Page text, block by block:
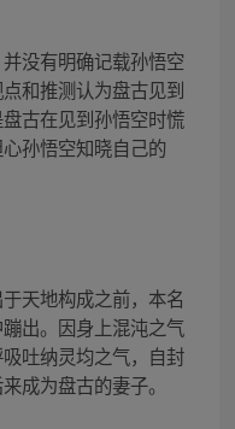
没有明确记载孙悟空
和推测认为盘古见到
古在见到孙悟空时慌
孙悟空知晓自己的
天地构成之前，本名
出。因身上混沌之气
吐纳灵均之气，自封
成为盘古的妻子。